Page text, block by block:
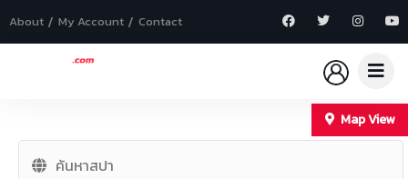
About My Account Contact
Map View
−